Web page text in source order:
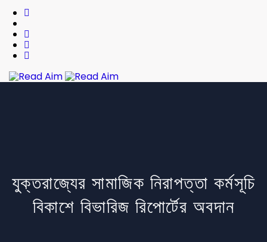
Read Aim
যুক্তরাজ্যের সামাজিক নিরাপত্তা কর্মসূচি
বিকাশে বিভারিজ রিপোর্টের অবদান